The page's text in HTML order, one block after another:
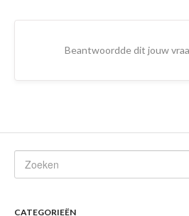
Beantwoordde dit jouw
CATEGORIEËN